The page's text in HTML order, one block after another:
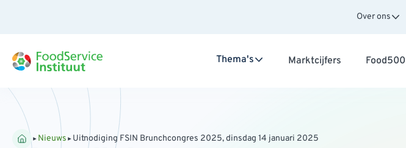
Over ons
Thema's Marktcijfers Food500
Nieuws Uitnodiging FSIN Brunchcongres 2025, dinsdag 14 januari 2025